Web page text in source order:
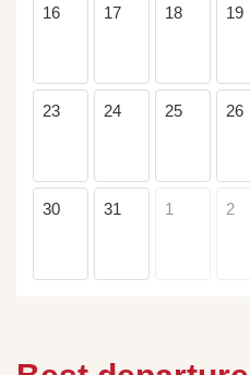
16 17 18 19
23 24 25 26
30 31 1 2